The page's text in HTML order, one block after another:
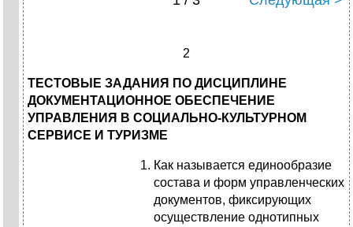
2
ТЕСТОВЫЕ ЗАДАНИЯ ПО ДИСЦИПЛИНЕ
ДОКУМЕНТАЦИОННОЕ ОБЕСПЕЧЕНИЕ
УПРАВЛЕНИЯ В СОЦИАЛЬНО-КУЛЬТУРНОМ
СЕРВИСЕ И ТУРИЗМЕ
Как называется единообразие
состава и форм управленческих
документов, фиксирующих
осуществление однотипных